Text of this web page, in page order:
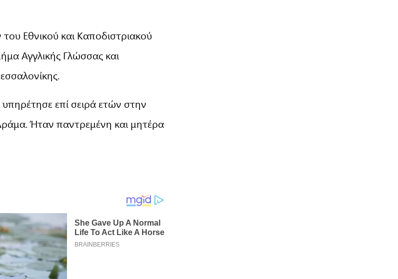
Εθνικού και Καποδιστριακού
Αγγλικής Γλώσσας και
επί σειρά ετών στην
Ήταν παντρεμένη και μητέρα